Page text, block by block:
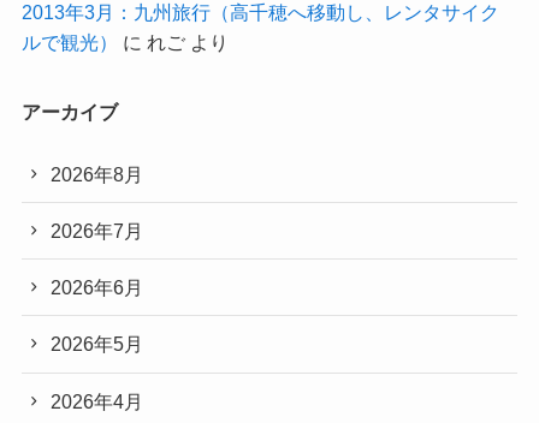
2013年3月：九州旅行（高千穂へ移動し、レンタサイク
ルで観光）
に れごより
アーカイブ
2026年8月
2026年7月
2026年6月
2026年5月
2026年4月